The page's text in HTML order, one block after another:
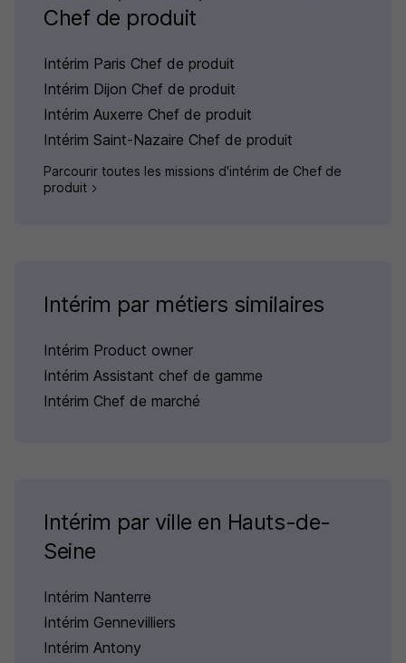
Chef de produit
Intérim Paris Chef de produit
Intérim Dijon Chef de produit
Intérim Auxerre Chef de produit
Intérim Saint-Nazaire Chef de produit
Parcourir toutes les missions d'intérim de Chef de
produit
Intérim par métiers similaires
Intérim Product owner
Intérim Assistant chef de gamme
Intérim Chef de marché
Intérim par ville en Hauts-de-
Seine
Intérim Nanterre
Intérim Gennevilliers
Intérim Antony